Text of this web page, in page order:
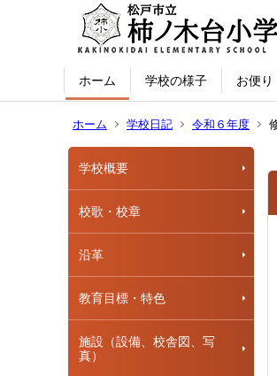
ホーム 学校の様子 お便り
ホーム 学校日記 令和６年度
学校概要
校歌・校章
沿革
教育目標・特色
施設（設備、校舎図、写
真）